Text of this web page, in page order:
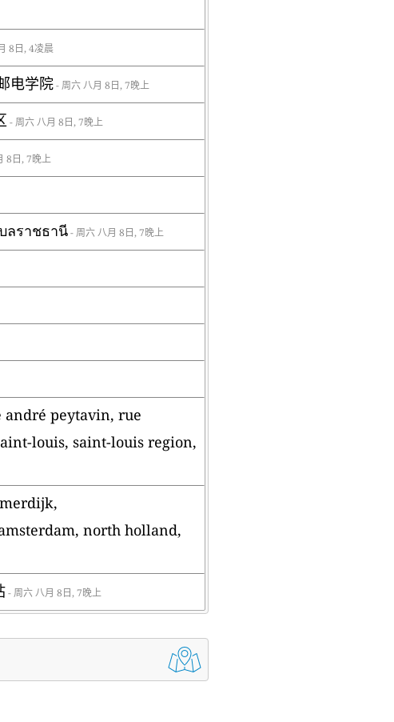
8日, 4凌晨
电学院- 周六 八月 8日, 7晚上
- 周六 八月 8日, 7晚上
8日, 7晚上
ลราชธานี- 周六 八月 8日, 7晚上
peytavin, rue
louis, saint-louis region,
north holland,
- 周六 八月 8日, 7晚上